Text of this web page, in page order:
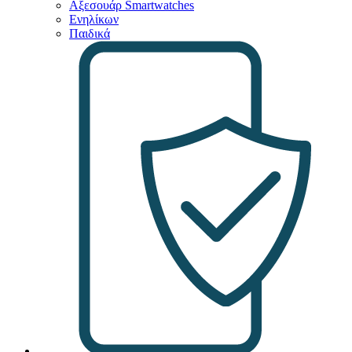
Αξεσουάρ Smartwatches
Ενηλίκων
Παιδικά